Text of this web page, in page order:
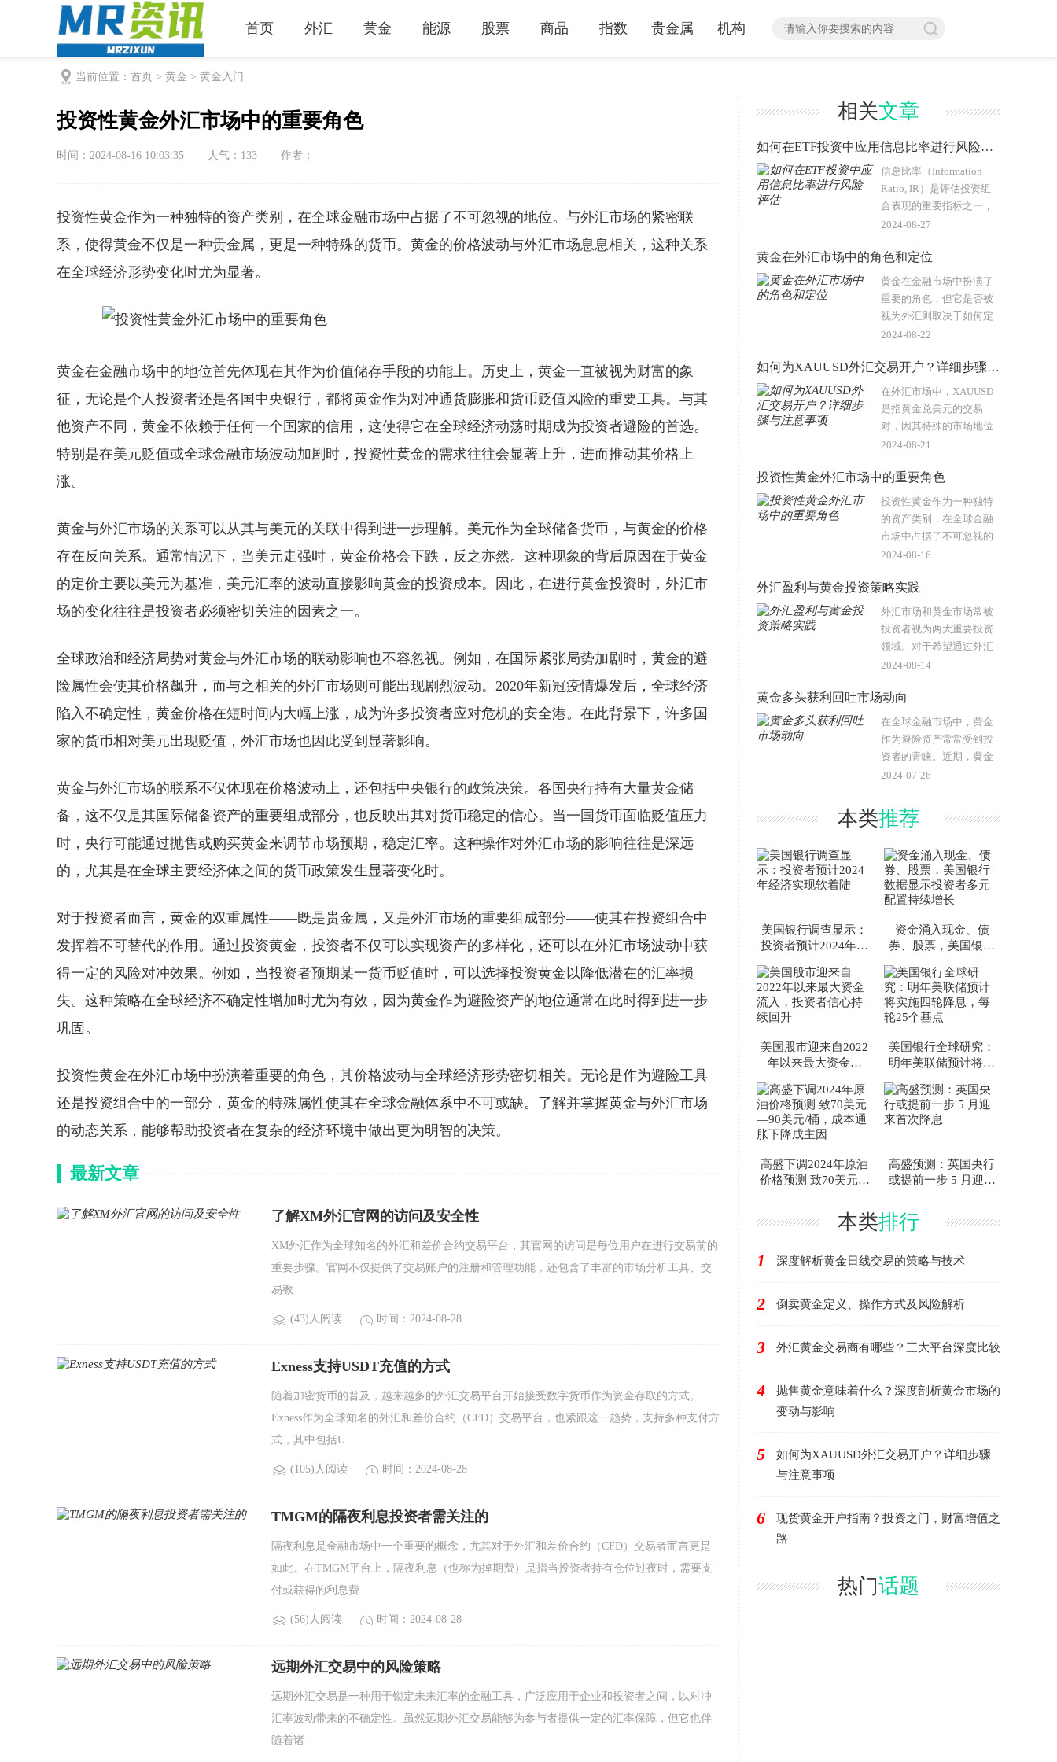
首页 外汇 黄金 能源 股票 商品 指数 贵金属 机构
当前位置： 首页 > 黄金 > 黄金入门
投资性黄金外汇市场中的重要角色
时间：2024-08-16 10:03:35 人气： 133 作者：
投资性黄金作为一种独特的资产类别，在全球金融市场中占据了不可忽视的地位。与外汇市场的紧密联
系，使得黄金不仅是一种贵金属，更是一种特殊的货币。黄金的价格波动与外汇市场息息相关，这种关系
在全球经济形势变化时尤为显著。
黄金在金融市场中的地位首先体现在其作为价值储存手段的功能上。历史上，黄金一直被视为财富的象
征，无论是个人投资者还是各国中央银行，都将黄金作为对冲通货膨胀和货币贬值风险的重要工具。与其
他资产不同，黄金不依赖于任何一个国家的信用，这使得它在全球经济动荡时期成为投资者避险的首选。
特别是在美元贬值或全球金融市场波动加剧时，投资性黄金的需求往往会显著上升，进而推动其价格上
涨。
黄金与外汇市场的关系可以从其与美元的关联中得到进一步理解。美元作为全球储备货币，与黄金的价格
存在反向关系。通常情况下，当美元走强时，黄金价格会下跌，反之亦然。这种现象的背后原因在于黄金
的定价主要以美元为基准，美元汇率的波动直接影响黄金的投资成本。因此，在进行黄金投资时，外汇市
场的变化往往是投资者必须密切关注的因素之一。
全球政治和经济局势对黄金与外汇市场的联动影响也不容忽视。例如，在国际紧张局势加剧时，黄金的避
险属性会使其价格飙升，而与之相关的外汇市场则可能出现剧烈波动。2020年新冠疫情爆发后，全球经济
陷入不确定性，黄金价格在短时间内大幅上涨，成为许多投资者应对危机的安全港。在此背景下，许多国
家的货币相对美元出现贬值，外汇市场也因此受到显著影响。
黄金与外汇市场的联系不仅体现在价格波动上，还包括中央银行的政策决策。各国央行持有大量黄金储
备，这不仅是其国际储备资产的重要组成部分，也反映出其对货币稳定的信心。当一国货币面临贬值压力
时，央行可能通过抛售或购买黄金来调节市场预期，稳定汇率。这种操作对外汇市场的影响往往是深远
的，尤其是在全球主要经济体之间的货币政策发生显著变化时。
对于投资者而言，黄金的双重属性——既是贵金属，又是外汇市场的重要组成部分——使其在投资组合中
发挥着不可替代的作用。通过投资黄金，投资者不仅可以实现资产的多样化，还可以在外汇市场波动中获
得一定的风险对冲效果。例如，当投资者预期某一货币贬值时，可以选择投资黄金以降低潜在的汇率损
失。这种策略在全球经济不确定性增加时尤为有效，因为黄金作为避险资产的地位通常在此时得到进一步
巩固。
投资性黄金在外汇市场中扮演着重要的角色，其价格波动与全球经济形势密切相关。无论是作为避险工具
还是投资组合中的一部分，黄金的特殊属性使其在全球金融体系中不可或缺。了解并掌握黄金与外汇市场
的动态关系，能够帮助投资者在复杂的经济环境中做出更为明智的决策。
最新文章
了解XM外汇官网的访问及安全性
XM外汇作为全球知名的外汇和差价合约交易平台，其官网的访问是每位用户在进行交易前的
重要步骤。官网不仅提供了交易账户的注册和管理功能，还包含了丰富的市场分析工具、交
易教
(43)人阅读 时间：2024-08-28
Exness支持USDT充值的方式
随着加密货币的普及，越来越多的外汇交易平台开始接受数字货币作为资金存取的方式。
Exness作为全球知名的外汇和差价合约（CFD）交易平台，也紧跟这一趋势，支持多种支付方
式，其中包括U
(105)人阅读 时间：2024-08-28
TMGM的隔夜利息投资者需关注的
隔夜利息是金融市场中一个重要的概念，尤其对于外汇和差价合约（CFD）交易者而言更是
如此。在TMGM平台上，隔夜利息（也称为掉期费）是指当投资者持有仓位过夜时，需要支
付或获得的利息费
(56)人阅读 时间：2024-08-28
远期外汇交易中的风险策略
远期外汇交易是一种用于锁定未来汇率的金融工具，广泛应用于企业和投资者之间，以对冲
汇率波动带来的不确定性。虽然远期外汇交易能够为参与者提供一定的汇率保障，但它也伴
随着诸
相关文章
如何在ETF投资中应用信息比率进行风险评估
信息比率（Information
Ratio, IR）是评估投资组
合表现的重要指标之一，
尤其在ETF投资中具有特
衡量的是投资组合或基金
相对于基准指数的超额回
报与跟踪误差..
2024-08-27
黄金在外汇市场中的角色和定位
黄金在金融市场中扮演了
重要的角色，但它是否被
视为外汇则取决于如何定
义外汇。外汇通常指的是
黄金作为一种贵金属，虽
有时与货币进行交易，但
其性质和用途与..
2024-08-22
如何为XAUUSD外汇交易开户？详细步骤与注意事项
在外汇市场中，XAUUSD
是指黄金兑美元的交易
对，因其特殊的市场地位
和较高的交易量，吸引了
一个专门用于XAUUSD交
易的账户，是进入这一市
场的第一步。以下将详..
2024-08-21
投资性黄金外汇市场中的重要角色
投资性黄金作为一种独特
的资产类别，在全球金融
市场中占据了不可忽视的
地位。与外汇市场的紧密
种贵金属，更是一种特殊
的货币。黄金的价格波动
与外汇市场息..
2024-08-16
外汇盈利与黄金投资策略实践
外汇市场和黄金市场常被
投资者视为两大重要投资
领域。对于希望通过外汇
交易获得利润并将其用于
理解这两者之间的关系和
相互影响至关重要。本文
将详细探..
2024-08-14
黄金多头获利回吐市场动向
在全球金融市场中，黄金
作为避险资产常常受到投
资者的青睐。近期，黄金
多头的获利回吐现象引起
将探讨这一现象的背景、
原因及其对市场的影响，
2024-07-26
本类推荐
美国银行调查显示：
投资者预计2024年经
资金涌入现金、债
券、股票，美国银行
配置持续增长
美国股市迎来自2022
年以来最大资金流
回升
美国银行全球研究：
明年美联储预计将实
个基点
高盛下调2024年原油
价格预测 致70美元—
高盛预测：英国央行
或提前一步 5 月迎来
本类排行
1 深度解析黄金日线交易的策略与技术
2 倒卖黄金定义、操作方式及风险解析
3 外汇黄金交易商有哪些？三大平台深度比较
4
抛售黄金意味着什么？深度剖析黄金市场的
变动与影响
5
如何为XAUUSD外汇交易开户？详细步骤
与注意事项
6
现货黄金开户指南？投资之门，财富增值之
路
热门话题